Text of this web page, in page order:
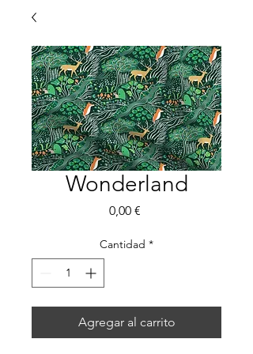
Wonderland
0,00 €Precio
Cantidad *
Agregar al carrito